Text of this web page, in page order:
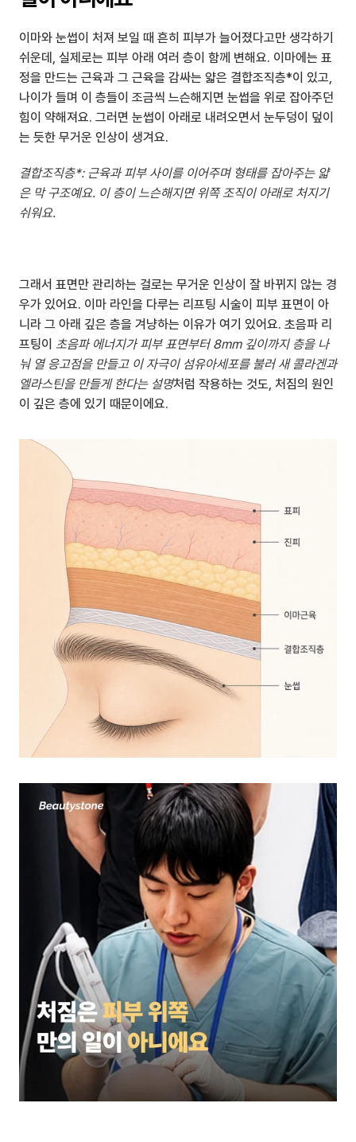
이마와 눈썹이 처져 보일 때 흔히 피부가 늘어졌다고만 생각하기
쉬운데, 실제로는 피부 아래 여러 층이 함께 변해요. 이마에는 표
정을 만드는 근육과 그 근육을 감싸는 얇은 결합조직층*이 있고,
나이가 들며 이 층들이 조금씩 느슨해지면 눈썹을 위로 잡아주던
힘이 약해져요. 그러면 눈썹이 아래로 내려오면서 눈두덩이 덮이
는 듯한 무거운 인상이 생겨요.
결합조직층*: 근육과 피부 사이를 이어주며 형태를 잡아주는 얇
은 막 구조예요. 이 층이 느슨해지면 위쪽 조직이 아래로 처지기
쉬워요.
그래서 표면만 관리하는 걸로는 무거운 인상이 잘 바뀌지 않는 경
우가 있어요. 이마 라인을 다루는 리프팅 시술이 피부 표면이 아
니라 그 아래 깊은 층을 겨냥하는 이유가 여기 있어요. 초음파 리
프팅이 초음파 에너지가 피부 표면부터 8mm 깊이까지 층을 나
눠 열 응고점을 만들고 이 자극이 섬유아세포를 불러 새 콜라겐과
엘라스틴을 만들게 한다는 설명처럼 작용하는 것도, 처짐의 원인
이 깊은 층에 있기 때문이에요.